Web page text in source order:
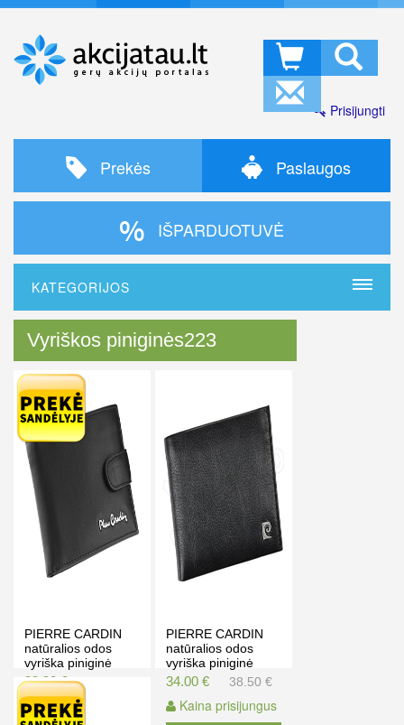
Prisijungti
Prekės Paslaugos
IŠPARDUOTUVĖ
KATEGORIJOS
Vyriškos piniginės223
PIERRE CARDIN
natūralios odos
vyriška piniginė
TILAK09 323A
39.90 €
Kaina prisijungus
PIERRE CARDIN
natūralios odos
vyriška piniginė
SAHARA TILAK03
34.00 €
Kaina prisijungus
38.50 €